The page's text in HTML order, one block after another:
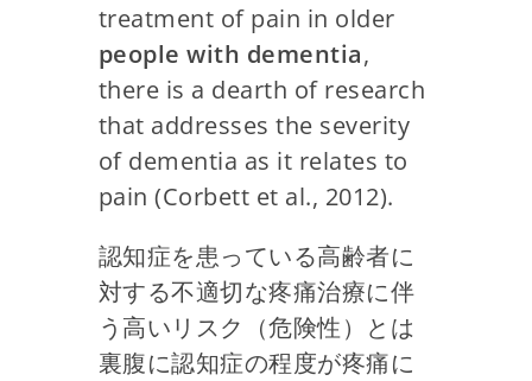
treatment of pain in older
people with dementia,
there is a dearth of research
that addresses the severity
of dementia as it relates to
pain (Corbett et al., 2012).
認知症を患っている高齢者に
対する不適切な疼痛治療に伴
う高いリスク（危険性）とは
裏腹に認知症の程度が疼痛に